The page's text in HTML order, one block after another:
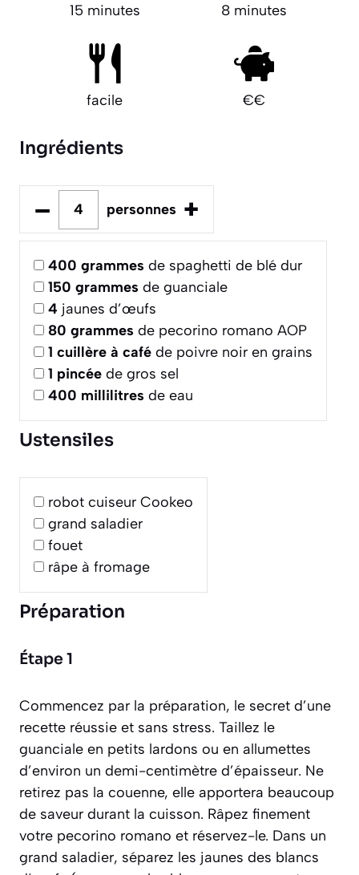
15 minutes 8 minutes
facile €€
Ingrédients
– personnes +
400 grammes de spaghetti de blé dur
150 grammes de guanciale
4 jaunes d’œufs
80 grammes de pecorino romano AOP
1 cuillère à café de poivre noir en grains
1 pincée de gros sel
400 millilitres de eau
Ustensiles
robot cuiseur Cookeo
grand saladier
fouet
râpe à fromage
Préparation
Étape 1
Commencez par la préparation, le secret d’une
recette réussie et sans stress. Taillez le
guanciale en petits lardons ou en allumettes
d’environ un demi-centimètre d’épaisseur. Ne
retirez pas la couenne, elle apportera beaucoup
de saveur durant la cuisson. Râpez finement
votre pecorino romano et réservez-le. Dans un
grand saladier, séparez les jaunes des blancs